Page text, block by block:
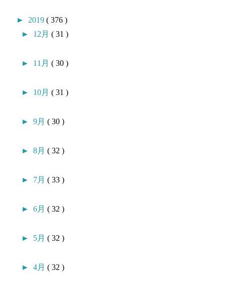
► 2019( 376 )
► 12月( 31 )
► 11月( 30 )
► 10月( 31 )
►9月( 30 )
►8月( 32 )
► 7月( 33 )
►6月( 32 )
► 5月( 32 )
►4月( 32 )